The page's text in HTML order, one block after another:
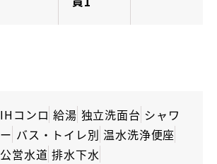
IHコンロ 給湯 独立洗面台 シャワ
ー バス・トイレ別 温水洗浄便座
公営水道 排水下水